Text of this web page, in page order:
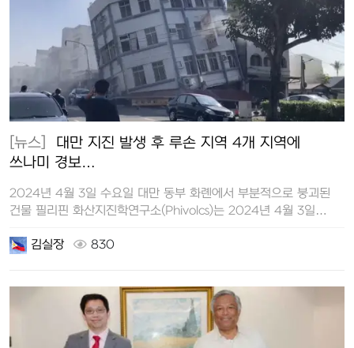
[뉴스]
쓰나미 경보…
2024년 4월 3일 수요일 대만 동부 화롄에서 부분적으로 붕괴된
건물 필리핀 화산지진학연구소(Phivolcs)는 2024년 4월 3일…
김실장 830